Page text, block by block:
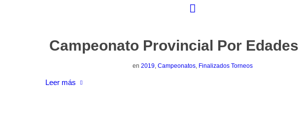
Campeonato Provincial Por Edades
en 2019 Campeonatos Finalizados Torneos
Leer más